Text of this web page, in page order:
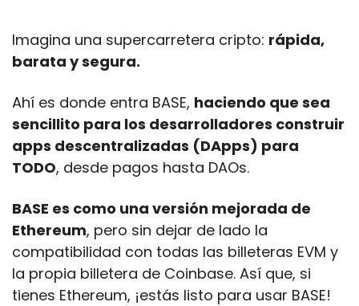
Imagina una supercarretera cripto: rápida,
barata y segura.
Ahí es donde entra BASE, haciendo que sea
sencillito para los desarrolladores construir
apps descentralizadas (DApps) para
TODO, desde pagos hasta DAOs.
BASE es como una versión mejorada de
Ethereum, pero sin dejar de lado la
compatibilidad con todas las billeteras EVM y
la propia billetera de Coinbase. Así que, si
tienes Ethereum, ¡estás listo para usar BASE!